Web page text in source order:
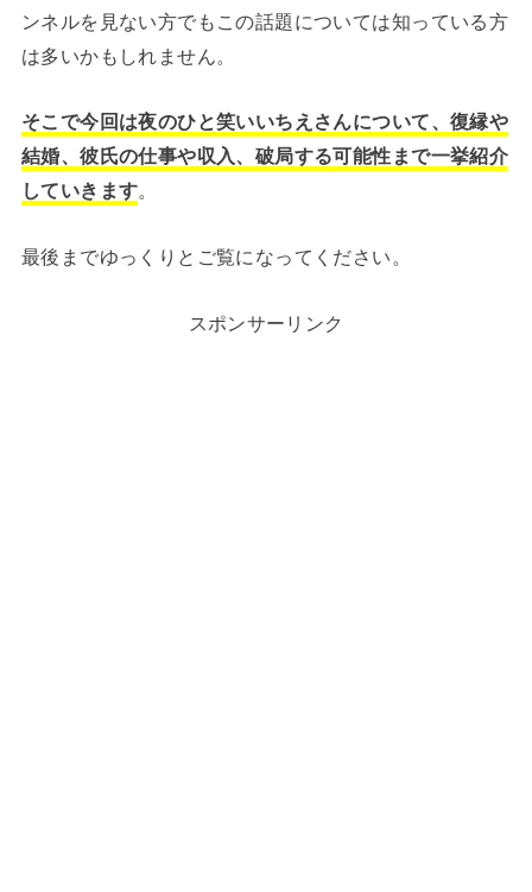
ンネルを見ない方でもこの話題については知っている方
は多いかもしれません。
そこで今回は夜のひと笑いいちえさんについて、復縁や
結婚、彼氏の仕事や収入、破局する可能性まで一挙紹介
していきます。
最後までゆっくりとご覧になってください。
スポンサーリンク